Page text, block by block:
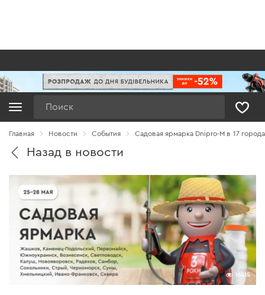
Главная Новости Cобытия Садовая ярмарка Dnipro-M в 17
Назад в новости
16415